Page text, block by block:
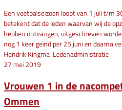
Een voetbalseizoen loopt van 1 juli t/m
betekent dat de leden waarvan wij de
hebben ontvangen, uitgeschreven
nog 1 keer geïnd per 25 juni en daarna
Hendrik Kingma Ledenadministratie
27 mei 2019
Vrouwen 1 in de
Ommen